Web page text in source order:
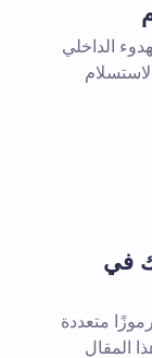
الداخلي
في
متعددة
المقال